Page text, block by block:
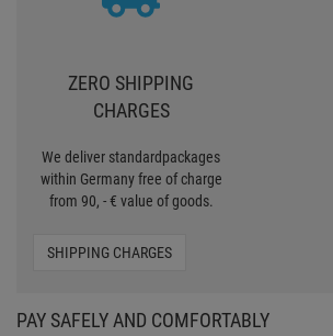
ZERO SHIPPING
CHARGES
We deliver standardpackages
within Germany free of charge
from 90, - € value of goods.
SHIPPING CHARGES
PAY SAFELY AND COMFORTABLY